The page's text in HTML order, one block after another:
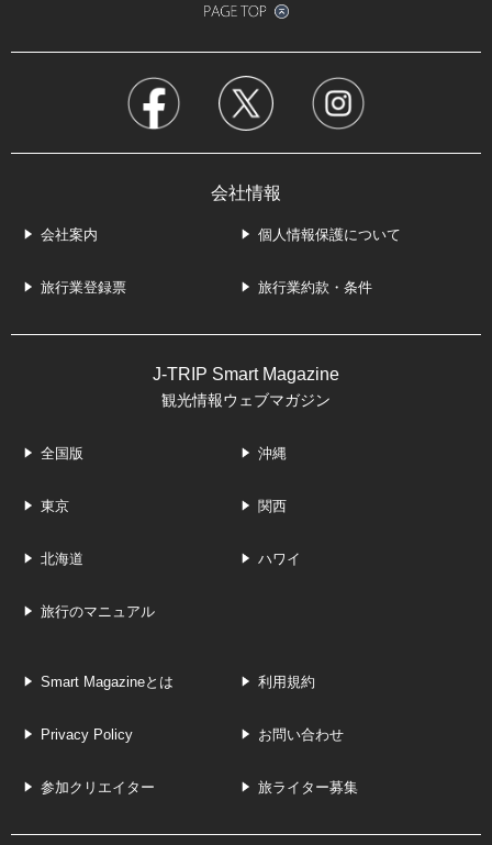
会社情報
会社案内 個人情報保護について
旅行業登録票 旅行業約款・条件
J-TRIP Smart Magazine
観光情報ウェブマガジン
全国版 沖縄
東京 関西
北海道 ハワイ
旅行のマニュアル
Smart Magazineとは 利用規約
Privacy Policy お問い合わせ
参加クリエイター 旅ライター募集